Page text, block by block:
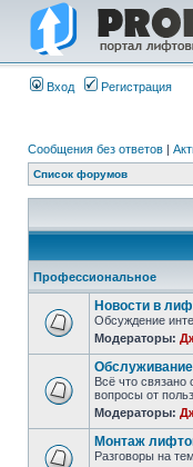
Вход Регистрация
Сообщения без ответов |
Список форумов
Профессиональное
Новости в
Обсуждение
Модераторы:
Всё что связано
вопросы от
Модераторы:
Монтаж
Разговоры на